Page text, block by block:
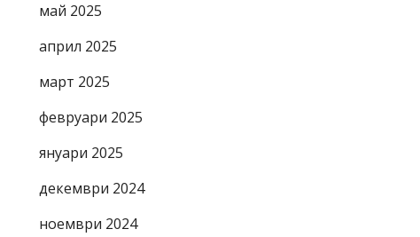
май 2025
април 2025
март 2025
февруари 2025
януари 2025
декември 2024
ноември 2024